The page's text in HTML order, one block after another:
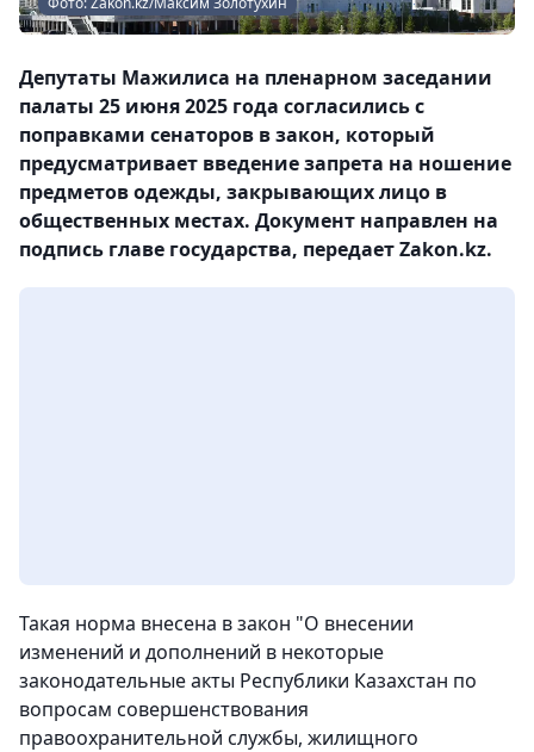
Депутаты Мажилиса на пленарном заседании
палаты 25 июня 2025 года согласились с
поправками сенаторов в закон, который
предусматривает введение запрета на ношение
предметов одежды, закрывающих лицо в
общественных местах. Документ направлен на
подпись главе государства, передает Zakon.kz.
Такая норма внесена в закон "О внесении
изменений и дополнений в некоторые
законодательные акты Республики Казахстан по
вопросам совершенствования
правоохранительной службы, жилищного